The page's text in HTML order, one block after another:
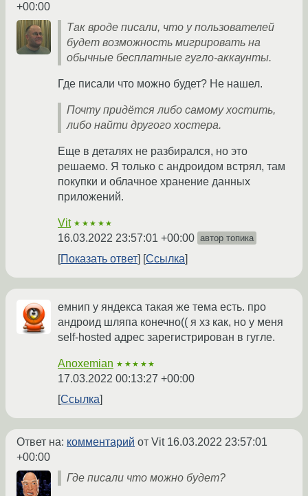
+00:00
Так вроде писали, что у пользователей
будет возможность мигрировать на
обычные бесплатные гугло-аккаунты.
Где писали что можно будет? Не нашел.
Почту придётся либо самому хостить,
либо найти другого хостера.
Еще в деталях не разбирался, но это
решаемо. Я только с андроидом встрял, там
покупки и облачное хранение данных
приложений.
Vit ★★★★★
16.03.2022 23:57:01 +00:00 автор топика
Показать ответ Ссылка
емнип у яндекса такая же тема есть. про
андроид шляпа конечно(( я хз как, но у меня
self-hosted адрес зарегистрирован в гугле.
Anoxemian ★★★★★
17.03.2022 00:13:27 +00:00
Ссылка
Ответ на: комментарий от Vit 16.03.2022 23:57:01
+00:00
Где писали что можно будет?